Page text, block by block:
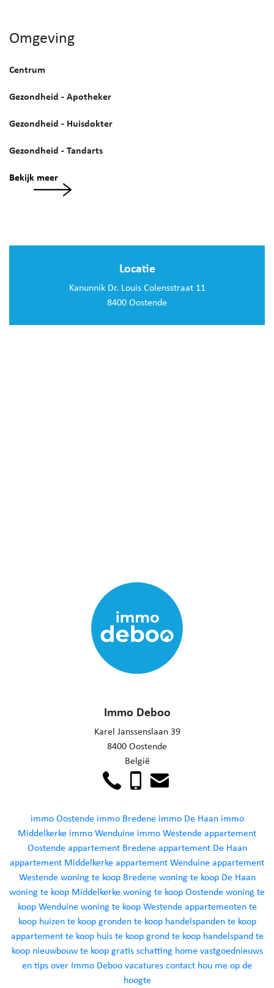
Omgeving
Centrum
Gezondheid - Apotheker
Gezondheid - Huisdokter
Gezondheid - Tandarts
Bekijk meer
Locatie
Kanunnik Dr. Louis Colensstraat 11
8400 Oostende
Immo Deboo
Karel Janssenslaan 39
8400 Oostende
België
immo Oostende immo Bredene immo De Haan immo
Middelkerke immo Wenduine immo Westendeappartement
Oostende appartement Bredene appartement De Haan
appartement Middelkerkeappartement Wenduineappartement
Westende woning te koop Bredene woning te koop De Haan
woning te koop Middelkerkewoning te koop Oostendewoning te
koop Wenduine woning te koop Westende appartementen te
koop huizen te koop gronden te koop handelspanden te koop
appartement te koop huis te koop grond te koop handelspand te
koop nieuwbouw te koop gratis schatting home vastgoednieuws
en tipsover Immo Deboovacaturescontact hou me op de
hoogte